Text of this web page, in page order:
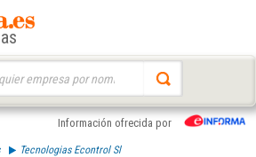
Información ofrecida por
Tecnologias Econtrol Sl